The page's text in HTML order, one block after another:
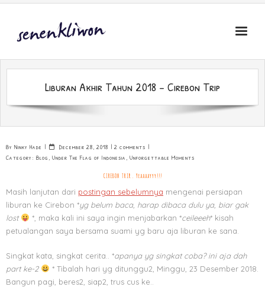
Skip
Liburan Akhir Tahun 2018 – Cirebon Trip
By Ninky Hade December 28, 2018
2 comments
Category: Blog , Under The Flag of Indonesia , Unforgettable Moments
CIREBON TRIP.. Yeaaaayyy!!!
Masih lanjutan dari postingan sebelumnya mengenai persiapan
liburan ke Cirebon *yg belum baca, harap dibaca dulu ya, biar gak
lost
*, maka kali ini saya ingin menjabarkan *ceileeeh* kisah
petualangan saya bersama suami yg baru aja liburan ke sana.
Singkat kata, singkat cerita.. *apanya yg singkat coba? ini aja dah
part ke-2
* Tibalah hari yg ditunggu2, Minggu, 23 Desember 2018.
Bangun pagi, beres2, siap2, trus cus ke..